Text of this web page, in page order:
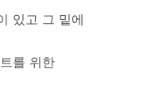
있고 그 밑에
를 위한